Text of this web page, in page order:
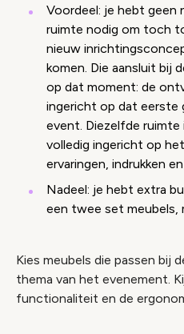
Voordeel: je hebt
ruimte nodig om toch
nieuw
komen. Die aansluit bij
op dat moment: de
ingericht op dat eerste
event. Diezelfde ruimte
volledig ingericht op
ervaringen, indrukken
Nadeel: je hebt extra
een twee set meubels,
Kies meubels die passen bij
thema van het evenement.
functionaliteit en de